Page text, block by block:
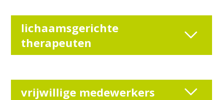
lichaamsgerichte
therapeuten
vrijwillige medewerkers